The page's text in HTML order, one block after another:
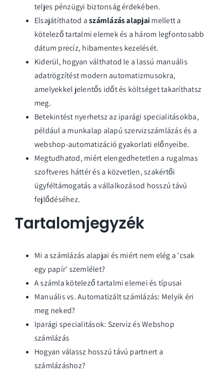
teljes pénzügyi biztonság érdekében.
Elsajátíthatod aszámlázás alapjaimellett a
kötelező tartalmi elemek és a három legfontosabb
dátum precíz, hibamentes kezelését.
Kiderül, hogyan válthatod le a lassú manuális
adatrögzítést modern automatizmusokra,
amelyekkel jelentős időt és költséget takaríthatsz
meg.
Betekintést nyerhetsz az iparági specialitásokba,
például a munkalap alapú szervizszámlázás és a
webshop-automatizáció gyakorlati előnyeibe.
Megtudhatod, miért elengedhetetlen a rugalmas
szoftveres háttér és a közvetlen, szakértői
ügyféltámogatás a vállalkozásod hosszú távú
fejlődéséhez.
Tartalomjegyzék
Mi a számlázás alapjai és miért nem elég a 'csak
egy papír' szemlélet?
A számla kötelező tartalmi elemei és típusai
Manuális vs. Automatizált számlázás: Melyik éri
meg neked?
Iparági specialitások: Szerviz és Webshop
számlázás
Hogyan válassz hosszú távú partnert a
számlázáshoz?